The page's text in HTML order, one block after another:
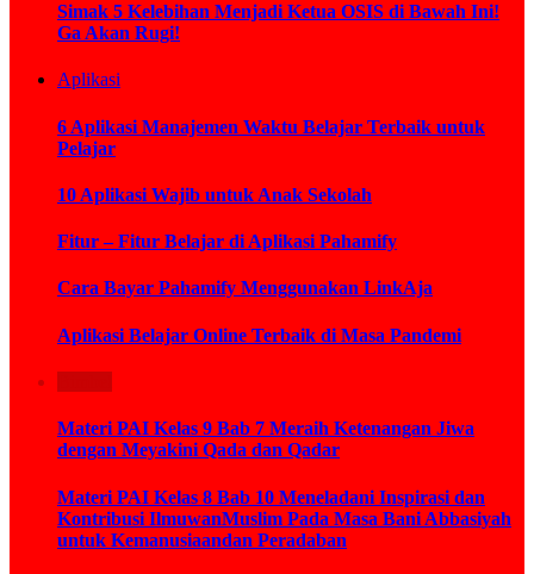
Simak 5 Kelebihan Menjadi Ketua OSIS di Bawah Ini!
Ga Akan Rugi!
Aplikasi
6 Aplikasi Manajemen Waktu Belajar Terbaik untuk
Pelajar
10 Aplikasi Wajib untuk Anak Sekolah
Fitur – Fitur Belajar di Aplikasi Pahamify
Cara Bayar Pahamify Menggunakan LinkAja
Aplikasi Belajar Online Terbaik di Masa Pandemi
Materi PAI Kelas 9 Bab 7 Meraih Ketenangan Jiwa
dengan Meyakini Qada dan Qadar
Materi PAI Kelas 8 Bab 10 Meneladani Inspirasi dan
Kontribusi IlmuwanMuslim Pada Masa Bani Abbasiyah
untuk Kemanusiaandan Peradaban